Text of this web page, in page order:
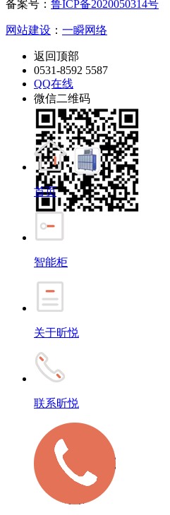
备案号： 鲁ICP备2020050314号
网站建设 ： 一瞬网络
返回顶部
0531-8592 5587
QQ在线
微信二维码
首页
智能柜
关于昕悦
联系昕悦